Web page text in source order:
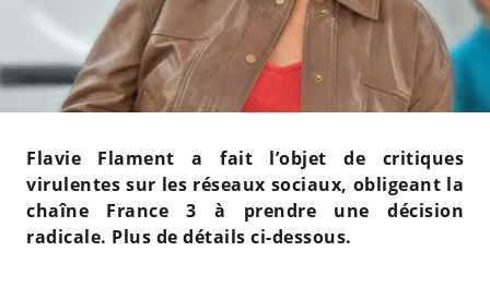
Flavie Flament a fait l’objet de critiques
virulentes sur les réseaux sociaux, obligeant la
chaîne France 3 à prendre une décision
radicale. Plus de détails ci-dessous.